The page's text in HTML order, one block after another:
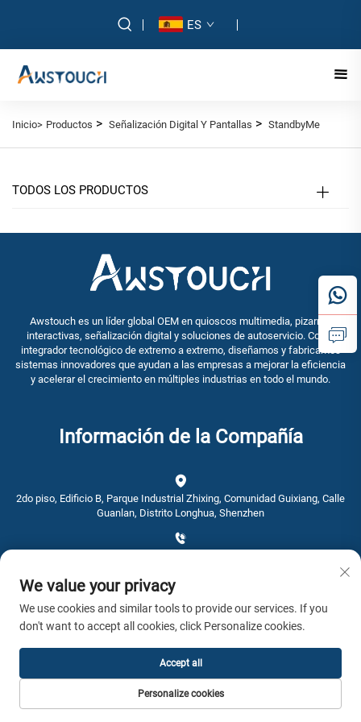
ES
Inicio> Productos > Señalización Digital Y Pantallas > StandbyMe
TODOS LOS PRODUCTOS
Awstouch es un líder global OEM en quioscos multimedia, pizarras
interactivas, señalización digital y soluciones de autoservicio. Como
integrador tecnológico de extremo a extremo, diseñamos y fabricamos
sistemas innovadores que ayudan a las empresas a mejorar la eficiencia
y acelerar el crecimiento en múltiples industrias en todo el mundo.
Información de la Compañía
2do piso, Edificio B, Parque Industrial Zhixing, Comunidad Guixiang, Calle
Guanlan, Distrito Longhua, Shenzhen
[email protected]
Copyright © 2026 AWSTOUCH Todos los derechos reservados. - Política
de Privacidad
We value your privacy
We use cookies and similar tools to provide our services. If you
don't want to accept all cookies, click Personalize cookies.
Personalize cookies
Accept all